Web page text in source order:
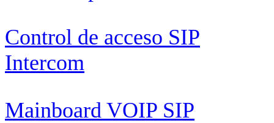
Control de acceso SIP
Intercom
Mainboard VOIP SIP